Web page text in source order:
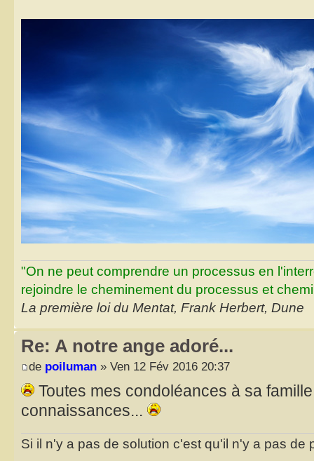
"On ne peut comprendre un processus en
rejoindre le cheminement du processus et
La première loi du Mentat, Frank Herbert, Dune
Re: A notre ange adoré...
de poiluman » Ven 12 Fév 2016 20:37
Toutes mes condoléances à sa
connaissances...
Si il n'y a pas de solution c'est qu'il n'y a pas de